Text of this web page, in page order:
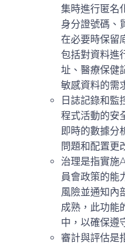
集時進行匿名
身分證號碼、
在必要時保留
包括對資料進
址、醫療保健
敏感資料的需
日誌記錄和監
程式活動的安
即時的數據分
問題和配置更
治理是指實施
員會政策的能
風險並通知內
成熟，此功能
中，以確保遵
審計與評估是